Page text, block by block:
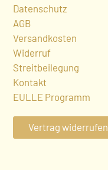
Datenschutz
AGB
Versandkosten
Widerruf
Streitbeilegung
Kontakt
EULLE Programm
Vertrag widerrufen